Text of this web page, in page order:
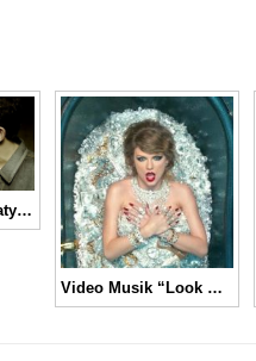
John Mayer dan Katy Perry Menunjukkan Kemesraan Dalam Video “Who You Love”
Video Musik “Look What You Made Me Do” Taylor Swift yang Penuh Sindiran │ Music Video